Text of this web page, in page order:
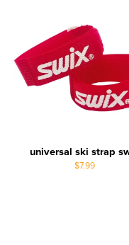
universal ski strap
$7.99